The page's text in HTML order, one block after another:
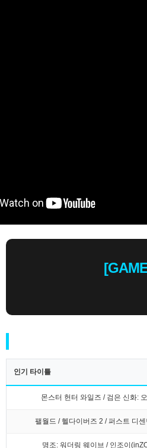
인기 타이틀
몬스터 헌터 와일즈 / 검은 신화:
팰월드 / 헬다이버즈 2 / 퍼스트 디
명조: 워더링 웨이브 / 인조이